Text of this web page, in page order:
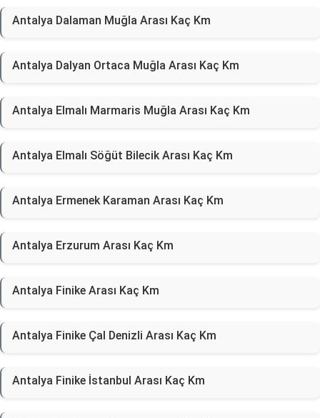
Antalya Dalaman Muğla Arası Kaç Km
Antalya Dalyan Ortaca Muğla Arası Kaç Km
Antalya Elmalı Marmaris Muğla Arası Kaç Km
Antalya Elmalı Söğüt Bilecik Arası Kaç Km
Antalya Ermenek Karaman Arası Kaç Km
Antalya Erzurum Arası Kaç Km
Antalya Finike Arası Kaç Km
Antalya Finike Çal Denizli Arası Kaç Km
Antalya Finike İstanbul Arası Kaç Km